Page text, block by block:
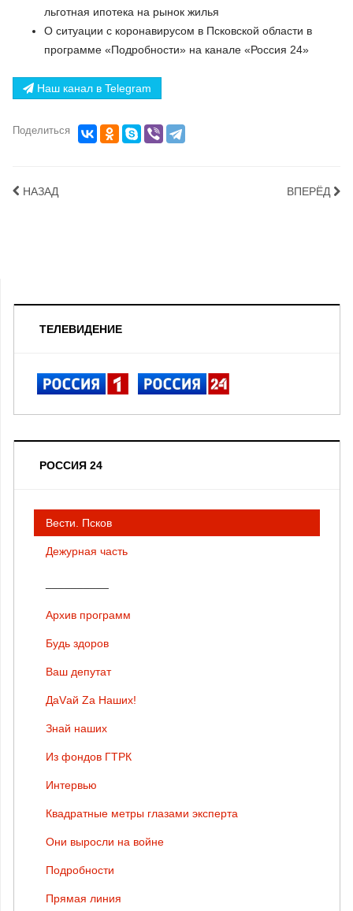
льготная ипотека на рынок жилья
О ситуации с коронавирусом в Псковской области в
программе «Подробности» на канале «Россия 24»
Наш канал в Telegram
Поделиться
НАЗАД ВПЕРЁД
ТЕЛЕВИДЕНИЕ
РОССИЯ 24
Вести. Псков
Дежурная часть
Архив программ
Будь здоров
Ваш депутат
ДаVай Zа Наших!
Знай наших
Из фондов ГТРК
Интервью
Квадратные метры глазами эксперта
Они выросли на войне
Подробности
Прямая линия